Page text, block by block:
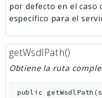
por defecto en el caso
específico para el
getWsdlPath()
Obtiene la ruta
public getWsdlPath (